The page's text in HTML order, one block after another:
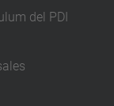
del PDI